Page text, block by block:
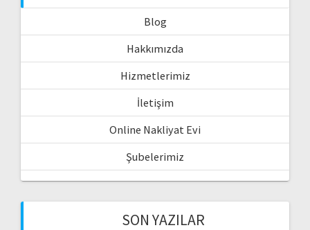
Blog
Hakkımızda
Hizmetlerimiz
İletişim
Online Nakliyat Evi
Şubelerimiz
SON YAZILAR